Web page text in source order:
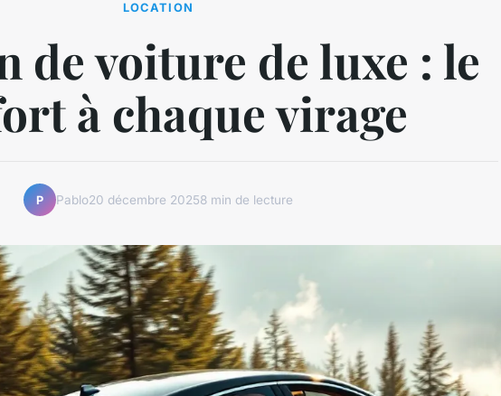
LOCATION
de voiture de luxe : le
à chaque virage
P Pablo20 décembre 20258 min de lecture